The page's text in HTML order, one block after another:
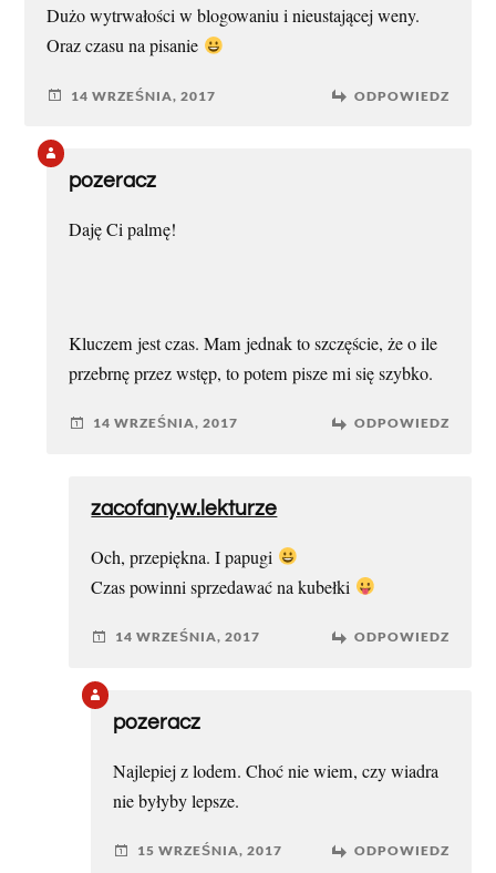
Dużo wytrwałości w blogowaniu i nieustającej weny.
Oraz czasu na pisanie
14 WRZEŚNIA, 2017 ODPOWIEDZ
pozeracz
Daję Ci palmę!
Kluczem jest czas. Mam jednak to szczęście, że o ile
przebrnę przez wstęp, to potem pisze mi się szybko.
14 WRZEŚNIA, 2017 ODPOWIEDZ
zacofany.w.lekturze
Och, przepiękna. I papugi
Czas powinni sprzedawać na kubełki
14 WRZEŚNIA, 2017 ODPOWIEDZ
pozeracz
Najlepiej z lodem. Choć nie wiem, czy wiadra
nie byłyby lepsze.
15 WRZEŚNIA, 2017 ODPOWIEDZ